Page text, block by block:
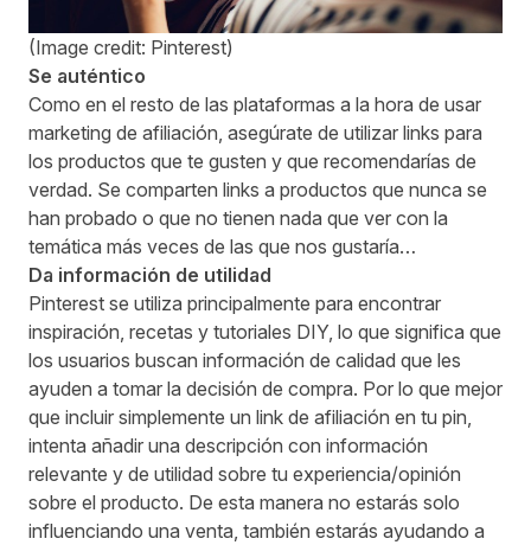
(Image credit: Pinterest)
Se auténtico
Como en el resto de las plataformas a la hora de usar
marketing de afiliación, asegúrate de utilizar links para
los productos que te gusten y que recomendarías de
verdad. Se comparten links a productos que nunca se
han probado o que no tienen nada que ver con la
temática más veces de las que nos gustaría…
Da información de utilidad
Pinterest se utiliza principalmente para encontrar
inspiración, recetas y tutoriales DIY, lo que significa que
los usuarios buscan información de calidad que les
ayuden a tomar la decisión de compra. Por lo que mejor
que incluir simplemente un link de afiliación en tu pin,
intenta añadir una descripción con información
relevante y de utilidad sobre tu experiencia/opinión
sobre el producto. De esta manera no estarás solo
influenciando una venta, también estarás ayudando a